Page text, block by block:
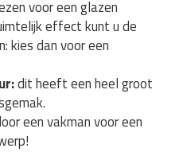
voor een glazen
effect kunt u de
kies dan voor een
dit heeft een heel groot
een vakman voor een